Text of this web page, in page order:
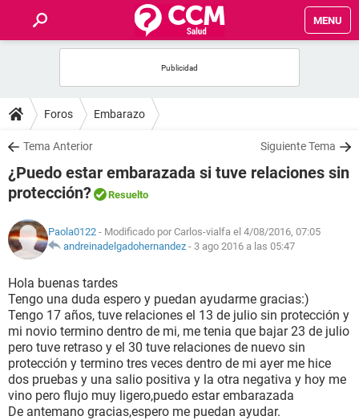
MENU
FOROS
SALUD
FAMILIA
NUTRICIÓN
SEXUALIDAD
GLOSARIO
Foros Embarazo
Tema Anterior Siguiente Tema
¿Puedo estar embarazada si tuve relaciones sin
protección?
Resuelto
Paola0122 - Modificado por Carlos-vialfa el 4/08/2016, 07:05
andreinadelgadohernandez - 3 ago 2016 a las 05:47
Hola buenas tardes
Tengo una duda espero y puedan ayudarme gracias:)
Tengo 17 años, tuve relaciones el 13 de julio sin protección y
mi novio termino dentro de mi, me tenia que bajar 23 de julio
pero tuve retraso y el 30 tuve relaciones de nuevo sin
protección y termino tres veces dentro de mi ayer me hice
dos pruebas y una salio positiva y la otra negativa y hoy me
vino pero flujo muy ligero,puedo estar embarazada
De antemano gracias,espero me puedan ayudar.